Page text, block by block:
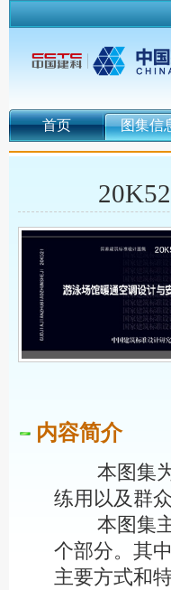
首页 图集信
内容简介
本图集为
练用以及群
本图集主
个部分。其
主要方式和